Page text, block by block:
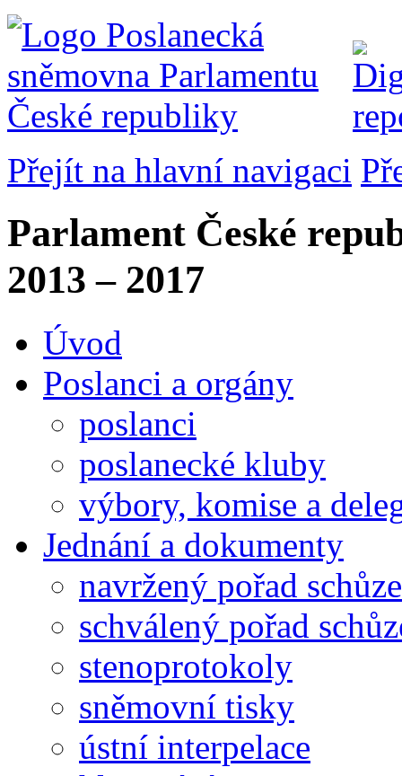
Přejít na hlavní navigaci
Parlament České
2013 – 2017
Úvod
Poslanci a orgány
poslanci
poslanecké kluby
výbory, komise a
Jednání a dokumenty
navržený pořad schůze
schválený pořad
stenoprotokoly
sněmovní tisky
ústní interpelace